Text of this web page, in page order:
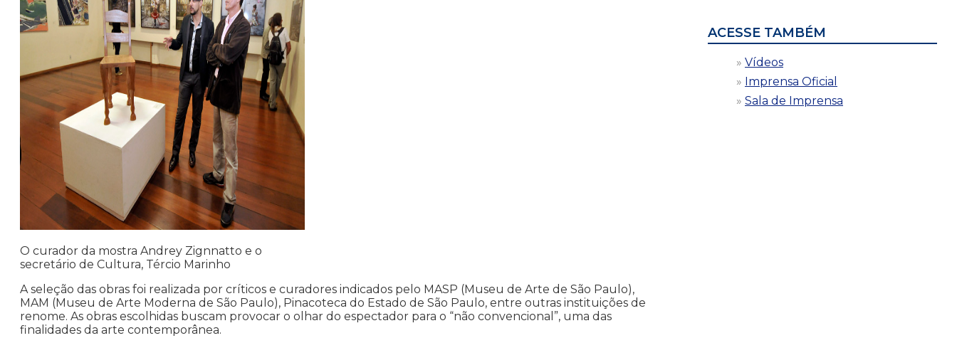
O curador da mostra Andrey Zignnatto e o
secretário de Cultura, Tércio Marinho
A seleção das obras foi realizada por críticos e curadores indicados pelo MASP (Museu de Arte de São Paulo),
MAM (Museu de Arte Moderna de São Paulo), Pinacoteca do Estado de São Paulo, entre outras instituições de
renome. As obras escolhidas buscam provocar o olhar do espectador para o “não convencional”, uma das
finalidades da arte contemporânea.
ACESSE TAMBÉM
Vídeos
Imprensa Oficial
Sala de Imprensa